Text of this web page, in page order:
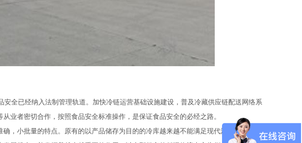
安全已经纳入法制管理轨道。加快冷链运营基础设施建设，普及冷藏供应链配送网络系
业者密切合作，按照食品安全标准操作，是保证食品安全的必经之路。
，小批量的特点。原有的以产品储存为目的的冷库越来越不能满足现代流通的要求。